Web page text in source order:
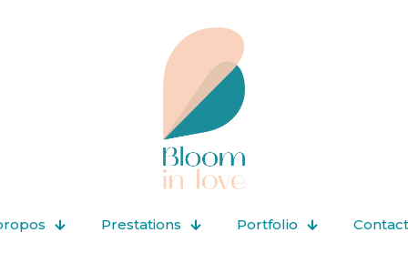
Prestations Portfolio Contact